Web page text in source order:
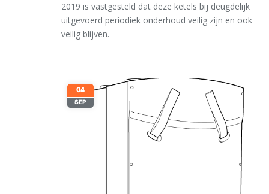
2019 is vastgesteld dat deze ketels bij deugdelijk
uitgevoerd periodiek onderhoud veilig zijn en ook
veilig blijven.
04
SEP